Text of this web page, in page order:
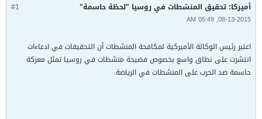
#1 أميركا: تحقيق المنشطات في روسيا "لحظة حاسمة"
08-13-2015, 05:49 AM
اعتبر رئيس الوكالة الأميركية لمكافحة المنشطات أن التحقيقات في ادعاءات
انتشرت على نطاق واسع بخصوص فضيحة منشطات في روسيا تمثل معركة
حاسمة ضد الحرب على المنشطات في الرياضة.